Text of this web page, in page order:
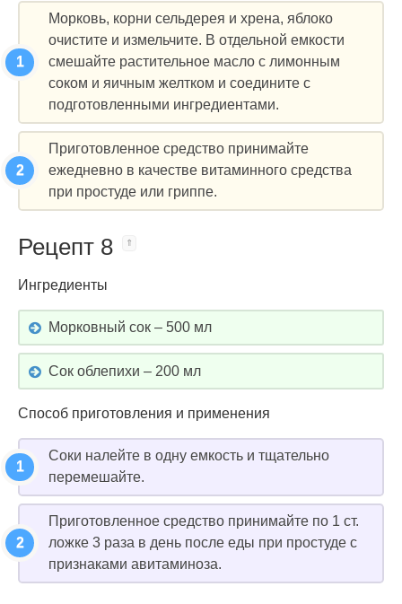
Морковь, корни сельдерея и хрена, яблоко
очистите и измельчите. В отдельной емкости
смешайте растительное масло с лимонным
соком и яичным желтком и соедините с
подготовленными ингредиентами.
Приготовленное средство принимайте
ежедневно в качестве витаминного средства
при простуде или гриппе.
Рецепт 8
Ингредиенты
Морковный сок – 500 мл
Сок облепихи – 200 мл
Способ приготовления и применения
Соки налейте в одну емкость и тщательно
перемешайте.
Приготовленное средство принимайте по 1 ст.
ложке 3 раза в день после еды при простуде с
признаками авитаминоза.